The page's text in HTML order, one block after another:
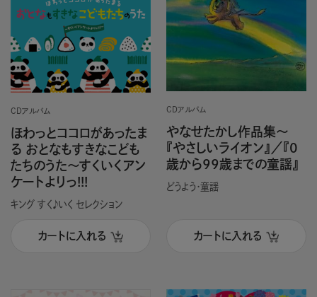
CDアルバム
ほわっとココロがあったま
る おとなもすきなこども
たちのうた～すくいくアン
ケートよりっ!!!
キング すく♪いく セレクション
カートに入れる
CDアルバム
やなせたかし作品集～
『やさしいライオン』／『0
歳から99歳までの童謡』
どうよう・童謡
カートに入れる